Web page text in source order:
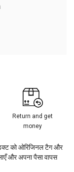
Return and get
money
को ओरिजिनल टैग और
और अपना पैसा वापस